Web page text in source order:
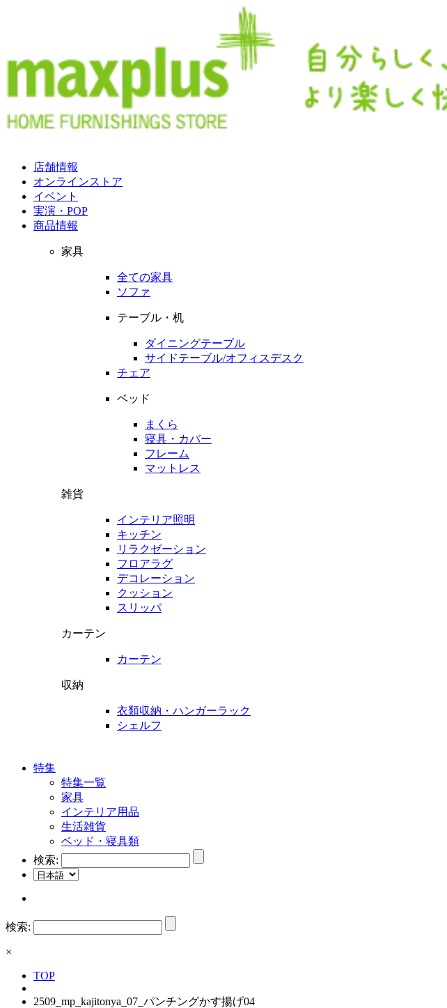
店舗情報
オンラインストア
イベント
実演・POP
商品情報
家具
全ての家具
ソファ
テーブル・机
ダイニングテーブル
サイドテーブル/オフィスデスク
チェア
ベッド
まくら
寝具・カバー
フレーム
マットレス
雑貨
インテリア照明
キッチン
リラクゼーション
フロアラグ
デコレーション
クッション
スリッパ
カーテン
カーテン
収納
衣類収納・ハンガーラック
シェルフ
特集
特集一覧
家具
インテリア用品
生活雑貨
ベッド・寝具類
検索:
検索:
×
TOP
2509_mp_kajitonya_07_パンチングかす揚げ04